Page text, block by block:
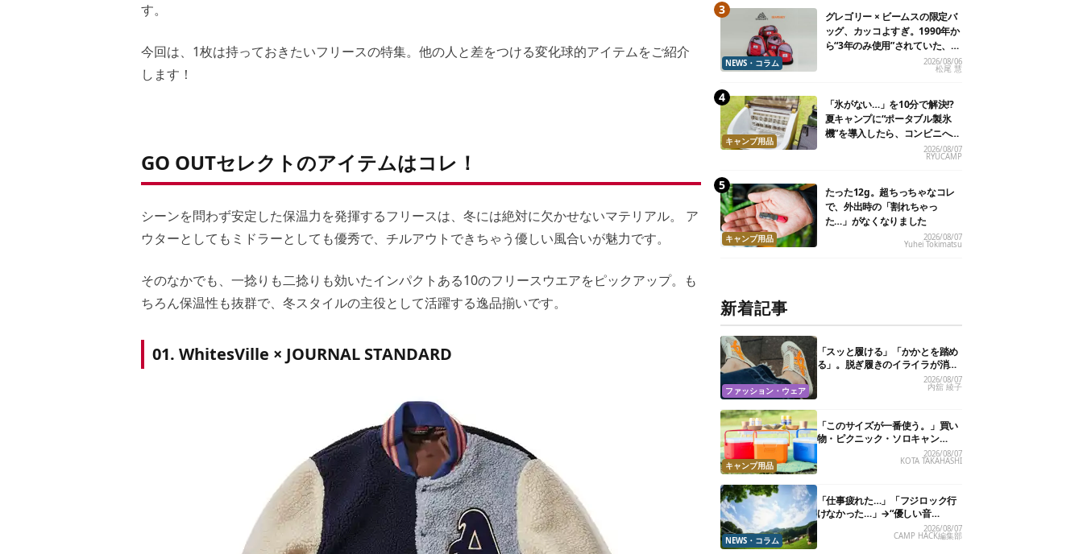
す。
今回は、1枚は持っておきたいフリースの特集。他の人と差をつける変化球的アイテムをご紹介
します！
GO OUTセレクトのアイテムはコレ！
シーンを問わず安定した保温力を発揮するフリースは、冬には絶対に欠かせないマテリアル。 ア
ウターとしてもミドラーとしても優秀で、チルアウトできちゃう優しい風合いが魅力です。
そのなかでも、一捻りも二捻りも効いたインパクトある10のフリースウエアをピックアップ。も
ちろん保温性も抜群で、冬スタイルの主役として活躍する逸品揃いです。
01. WhitesVille × JOURNAL STANDARD
NEWS・コラム
グレゴリー × ビームスの限定バ
ッグ、カッコよすぎ。1990年か
ら“3年のみ使用”されていた、紫
2026/08/06
松尾 慧
キャンプ用品
「氷がない…」を10分で解決!?
夏キャンプに“ポータブル製氷
機”を導入したら、コンビニへ走
2026/08/07
RYUCAMP
キャンプ用品
たった12g。超ちっちゃなコレ
で、外出時の「割れちゃっ
た…」がなくなりました
2026/08/07
Yuhei Tokimatsu
新着記事
ファッション・ウェア
「スッと履ける」「かかとを踏め
る」。脱ぎ履きのイライラが消え
る快適“スニーカーサンダル”6選
2026/08/07
内舘 綾子
キャンプ用品
「このサイズが一番使う。」買い
物・ピクニック・ソロキャン
に“ちょうどいい”小型クーラーボ
ックス13選
2026/08/07
KOTA TAKAHASHI
NEWS・コラム
「仕事疲れた…」「フジロック行
けなかった…」→“優しい音
楽”と“大きな自然”で治癒。まだ間
に合います。
2026/08/07
CAMP HACK編集部